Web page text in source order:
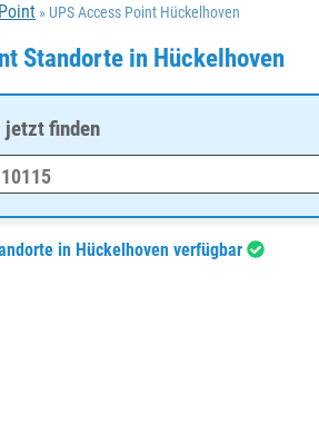
» UPS Access Point Hückelhoven
Standorte in Hückelhoven
jetzt finden
in Hückelhoven verfügbar